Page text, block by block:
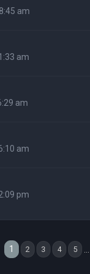
am
am
am
am
pm
1sur 7
1 2 3 4 5